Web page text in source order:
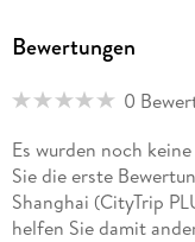
Bewertungen
0
Es wurden noch
Sie die erste
Shanghai (CityTrip
helfen Sie damit